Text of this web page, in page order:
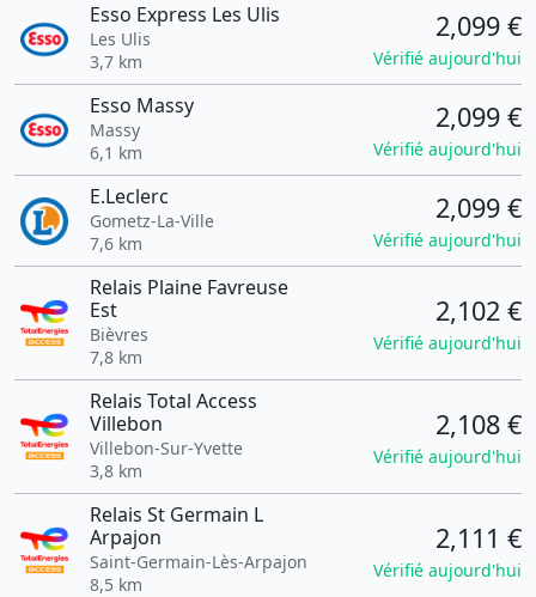
Esso Express Les Ulis
Les Ulis
3,7 km
2,099 €
Vérifié aujourd'hui
Esso Massy
Massy
6,1 km
2,099 €
Vérifié aujourd'hui
E.Leclerc
Gometz-La-Ville
7,6 km
2,099 €
Vérifié aujourd'hui
Relais Plaine Favreuse
Est
Bièvres
7,8 km
2,102 €
Vérifié aujourd'hui
Relais Total Access
Villebon
Villebon-Sur-Yvette
3,8 km
2,108 €
Vérifié aujourd'hui
Relais St Germain L
Arpajon
Saint-Germain-Lès-Arpajon
8,5 km
2,111 €
Vérifié aujourd'hui